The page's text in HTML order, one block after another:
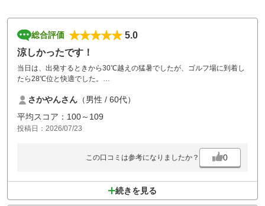
総合評価
5.0
涼しかったです！
当日は、出発するときから30℃越えの猛暑でしたが、ゴルフ場に到着し
たら28℃位と快適でした。
に晴れて最高の天気となりました。
コースも全体的にきれいでよかったです。
但し、霧の為 時間が掛かってしまいましたがしょうがないですね。
ありがとうございました。
さかやんさん （男性 / 60代）
平均スコア：100～109
投稿日：2026/07/23
この口コミは参考になりましたか？ 0
続きを見る